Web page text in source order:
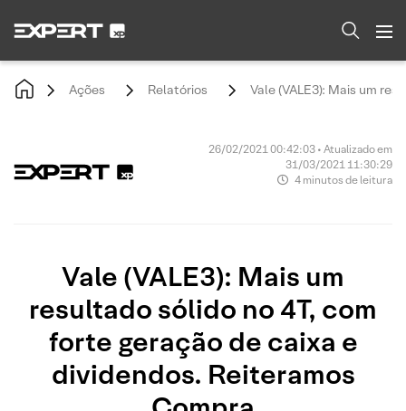
Ações Relatórios Vale (VALE3): Mais um
26/02/2021 00:42:03 • Atualizado em
31/03/2021 11:30:29
4 minutos de leitura
Vale (VALE3): Mais um
resultado sólido no 4T, com
forte geração de caixa e
dividendos. Reiteramos